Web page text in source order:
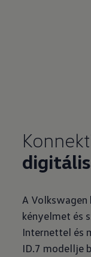
A
kényelmet és
Internettel és
ID.7 modellje